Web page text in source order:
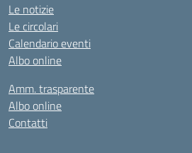
Le notizie
Le circolari
Calendario eventi
Albo online
Amm. trasparente
Albo online
Contatti